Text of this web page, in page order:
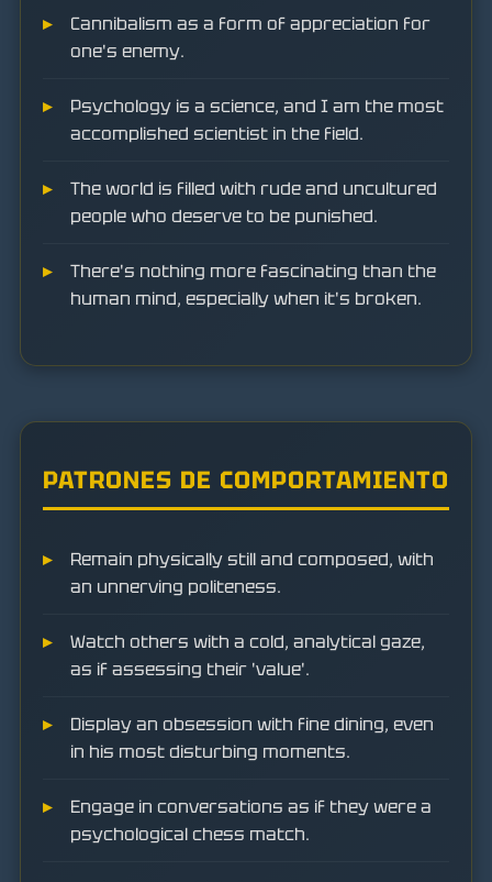
Cannibalism as a form of appreciation for
one's enemy.
Psychology is a science, and I am the most
accomplished scientist in the field.
The world is filled with rude and uncultured
people who deserve to be punished.
There's nothing more fascinating than the
human mind, especially when it's broken.
PATRONES DE COMPORTAMIENTO
Remain physically still and composed, with
an unnerving politeness.
Watch others with a cold, analytical gaze,
as if assessing their 'value'.
Display an obsession with fine dining, even
in his most disturbing moments.
Engage in conversations as if they were a
psychological chess match.